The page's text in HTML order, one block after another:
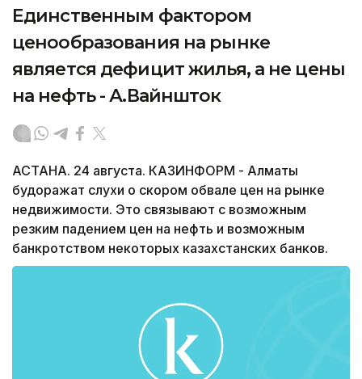
Единственным фактором
ценообразования на рынке
является дефицит жилья, а не цены
на нефть - А.Вайншток
АСТАНА. 24 августа. КАЗИНФОРМ - Алматы
будоражат слухи о скором обвале цен на рынке
недвижимости. Это связывают с возможным
резким падением цен на нефть и возможным
банкротством некоторых казахстанских банков.